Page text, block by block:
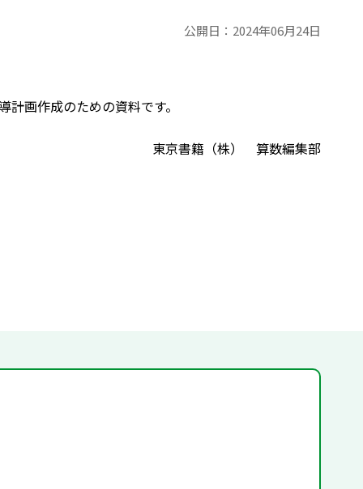
公開日： 2024年06月24日
画作成のための資料です。
東京書籍（株） 算数編集部